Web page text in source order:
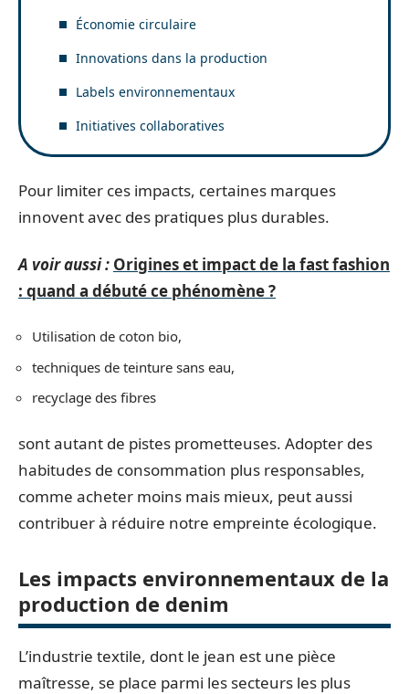
Économie circulaire
Innovations dans la production
Labels environnementaux
Initiatives collaboratives
Pour limiter ces impacts, certaines marques
innovent avec des pratiques plus durables.
A voir aussi : Origines et impact de la fast fashion
: quand a débuté ce phénomène ?
Utilisation de coton bio,
techniques de teinture sans eau,
recyclage des fibres
sont autant de pistes prometteuses. Adopter des
habitudes de consommation plus responsables,
comme acheter moins mais mieux, peut aussi
contribuer à réduire notre empreinte écologique.
Les impacts environnementaux de la
production de denim
L’industrie textile, dont le jean est une pièce
maîtresse, se place parmi les secteurs les plus